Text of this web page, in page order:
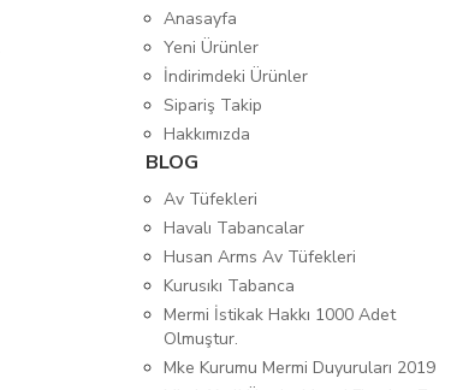
Anasayfa
Yeni Ürünler
İndirimdeki Ürünler
Sipariş Takip
Hakkımızda
BLOG
Av Tüfekleri
Havalı Tabancalar
Husan Arms Av Tüfekleri
Kurusıkı Tabanca
Mermi İstikak Hakkı 1000 Adet
Olmuştur.
Mke Kurumu Mermi Duyuruları 2019